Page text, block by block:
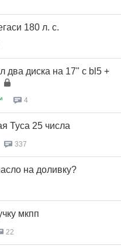
180 л. с.
два диска на 17" c bl5 +
4
Туса 25 числа
337
на доливку?
мкпп
22